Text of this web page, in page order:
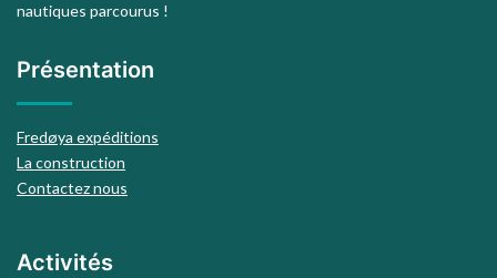
nautiques parcourus !
Présentation
Fredøya expéditions
La construction
Contactez nous
Activités